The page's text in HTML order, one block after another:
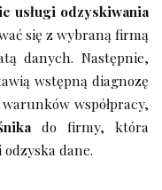
usługi odzyskiwania
się z wybraną firmą
danych. Następnie,
wstępną diagnozę
współpracy,
do firmy, która
dane.